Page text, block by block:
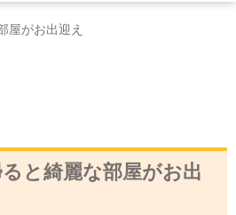
屋がお出迎え
と綺麗な部屋がお出